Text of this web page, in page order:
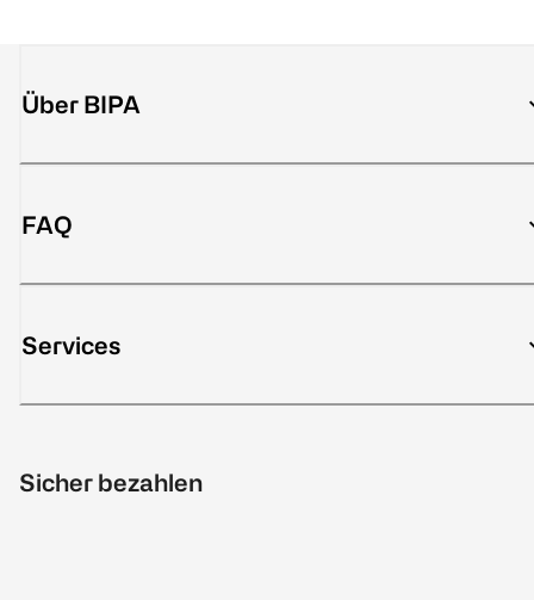
Über BIPA
FAQ
Services
Sicher bezahlen